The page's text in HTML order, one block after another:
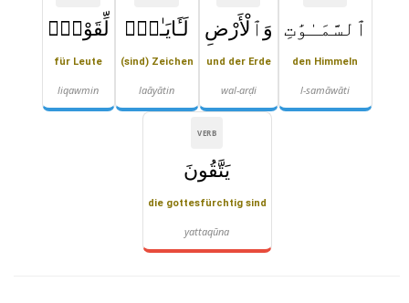
ٱلسَّمَـٰوَٰتِ
den Himmeln
l-samāwāti
وَٱلْأَرْضِ
und der Erde
wal-arḍi
لَـَٔايَـٰتٍۢ
(sind) Zeichen
laāyātin
لِّقَوْمٍۢ
für Leute
liqawmin
VERB
يَتَّقُونَ
die gottesfürchtig sind
yattaqūna